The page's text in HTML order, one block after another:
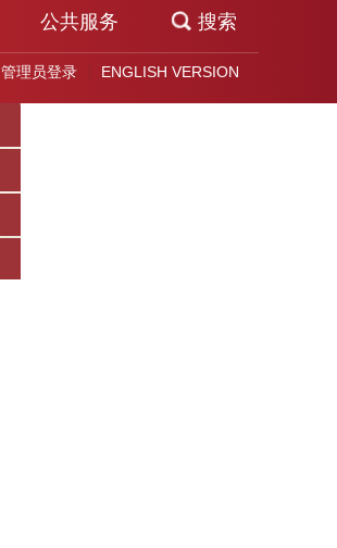
公共服务 搜索
管理员登录 ENGLISH VERSION